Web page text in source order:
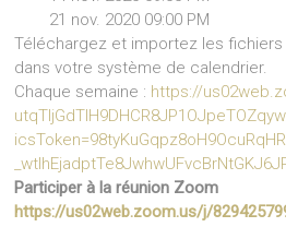
21 nov. 2020 09:00 PM
Téléchargez et importez les fichiers
dans votre système de calendrier.
Chaque semaine : https://
Participer à la réunion Zoom
https://us02web.zoom.us/j/